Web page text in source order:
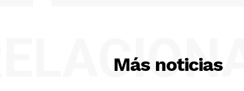
Más noticias